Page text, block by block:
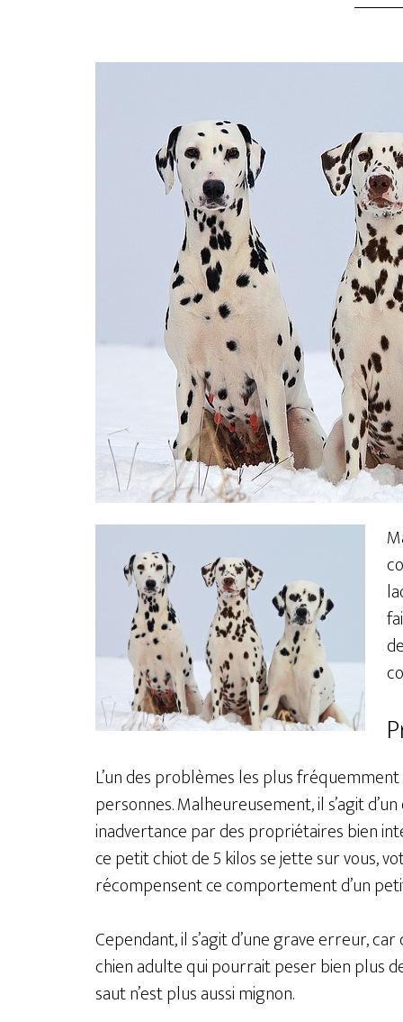
L’un des problèmes les plus
personnes. Malheureusement, il s’agit
inadvertance par des propriétaires bien
ce petit chiot de 5 kilos se jette sur vous,
récompensent ce comportement d’un
Cependant, il s’agit d’une grave erreur,
chien adulte qui pourrait peser bien plus
saut n’est plus aussi mignon.